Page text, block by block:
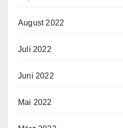
August 2022
Juli 2022
Juni 2022
Mai 2022